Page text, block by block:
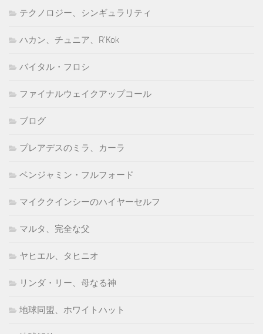
テクノロジー、シンギュラリティ
ハカン、チュニア、R'Kok
バイタル・フロシ
ファイナルウェイクアップコール
ブログ
プレアデスのミラ、カーラ
ベンジャミン・フルフォード
マイククインシーのハイヤーセルフ
マルタ、完全な父
ヤヒエル、タヒニオ
リンダ・リー、母なる神
地球同盟、ホワイトハット